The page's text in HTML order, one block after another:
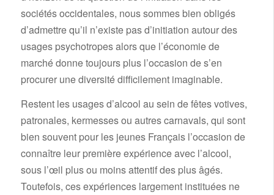
sociétés occidentales, nous sommes bien obligés
d’admettre qu’il n’existe pas d’initiation autour des
usages psychotropes alors que l’économie de
marché donne toujours plus l’occasion de s’en
procurer une diversité difficilement imaginable.
Restent les usages d’alcool au sein de fêtes votives,
patronales, kermesses ou autres carnavals, qui sont
bien souvent pour les jeunes Français l’occasion de
connaître leur première expérience avec l’alcool,
sous l’œil plus ou moins attentif des plus âgés.
Toutefois, ces expériences largement instituées ne